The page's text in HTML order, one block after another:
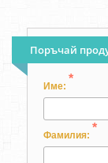
Поръчай
Име:
*
Фамилия:
*